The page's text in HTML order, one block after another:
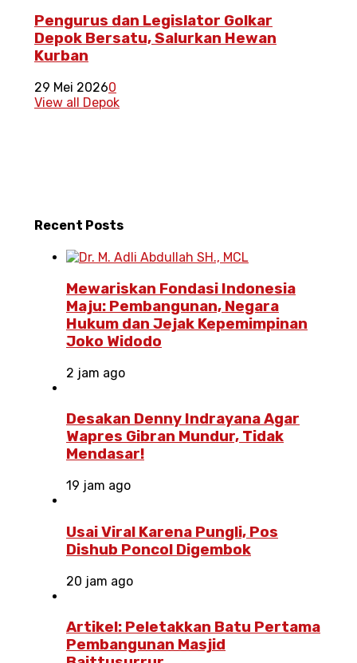
Pengurus dan Legislator Golkar
Depok Bersatu, Salurkan Hewan
Kurban
29 Mei 20260
View all Depok
Recent Posts
Mewariskan Fondasi Indonesia
Maju: Pembangunan, Negara
Hukum dan Jejak Kepemimpinan
Joko Widodo
2 jam ago
Desakan Denny Indrayana Agar
Wapres Gibran Mundur, Tidak
Mendasar!
19 jam ago
Usai Viral Karena Pungli, Pos
Dishub Poncol Digembok
20 jam ago
Artikel: Peletakkan Batu Pertama
Pembangunan Masjid